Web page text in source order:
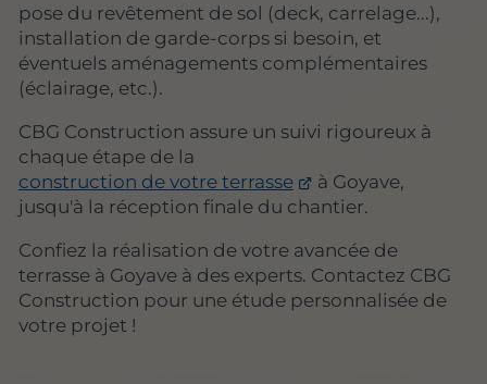
pose du revêtement de sol (deck, carrelage...),
installation de garde-corps si besoin, et
éventuels aménagements complémentaires
(éclairage, etc.).
CBG Construction assure un suivi rigoureux à
chaque étape de la
construction de votre terrasse
à Goyave,
jusqu'à la réception finale du chantier.
Confiez la réalisation de votre avancée de
terrasse à Goyave à des experts. Contactez CBG
Construction pour une étude personnalisée de
votre projet !